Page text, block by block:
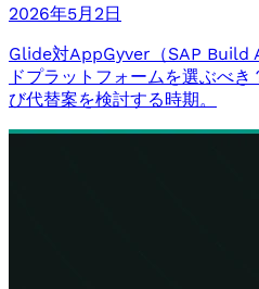
2026年5月2日
Glide対AppGyver（SAP Build
ドプラットフォームを選ぶべ
び代替案を検討する時期。